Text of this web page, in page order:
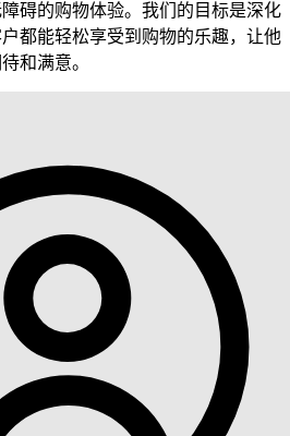
碍的购物体验。我们的目标是深化
都能轻松享受到购物的乐趣，让他
和满意。